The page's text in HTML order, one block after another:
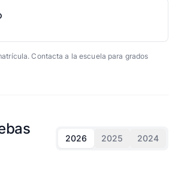
Contacta a la escuela para grados
2026 2025 2024